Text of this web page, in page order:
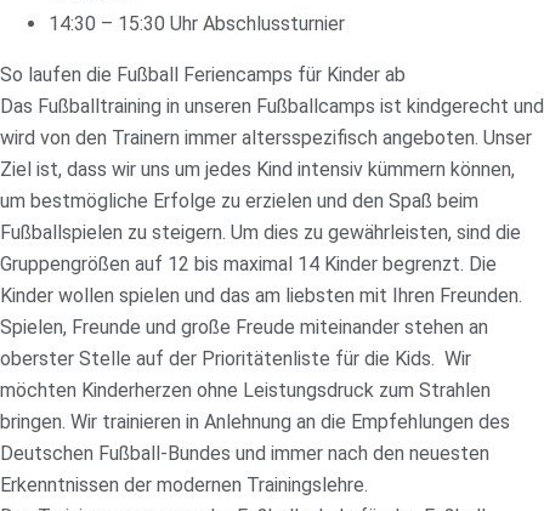
14:30 – 15:30 Uhr Abschlussturnier
So laufen die Fußball Feriencamps für Kinder ab
Das Fußballtraining in unseren Fußballcamps ist kindgerecht und
wird von den Trainern immer altersspezifisch angeboten. Unser
Ziel ist, dass wir uns um jedes Kind intensiv kümmern können,
um bestmögliche Erfolge zu erzielen und den Spaß beim
Fußballspielen zu steigern. Um dies zu gewährleisten, sind die
Gruppengrößen auf 12 bis maximal 14 Kinder begrenzt. Die
Kinder wollen spielen und das am liebsten mit Ihren Freunden.
Spielen, Freunde und große Freude miteinander stehen an
oberster Stelle auf der Prioritätenliste für die Kids. Wir
möchten Kinderherzen ohne Leistungsdruck zum Strahlen
bringen. Wir trainieren in Anlehnung an die Empfehlungen des
Deutschen Fußball-Bundes und immer nach den neuesten
Erkenntnissen der modernen Trainingslehre.